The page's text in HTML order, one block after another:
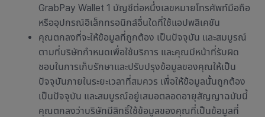
GrabPay Wallet 1 บัญชีต่อหนึ่งเลขหมายโทรศัพท์มือถือ
หรืออุปกรณ์อิเล็กทรอนิกส์อื่นใดที่ใช้แอปพลิเคชัน
คุณตกลงที่จะให้ข้อมูลที่ถูกต้อง เป็นปัจจุบัน และสมบูรณ์
ตามที่บริษัทกำหนดเพื่อใช้บริการ และคุณมีหน้าที่รับผิด
ชอบในการเก็บรักษาและปรับปรุงข้อมูลของคุณให้เป็น
ปัจจุบันภายในระยะเวลาที่สมควร เพื่อให้ข้อมูลนั้นถูกต้อง
เป็นปัจจุบัน และสมบูรณ์อยู่เสมอตลอดอายุสัญญาฉบับนี้
คุณตกลงว่าบริษัทมีสิทธิ์ใช้ข้อมูลของคุณที่เป็นข้อมูลที่